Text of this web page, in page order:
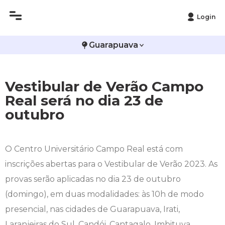
Login
Guarapuava
Vestibular de Verão Campo
Real será no dia 23 de
outubro
O Centro Universitário Campo Real está com
inscrições abertas para o Vestibular de Verão 2023. As
provas serão aplicadas no dia 23 de outubro
(domingo), em duas modalidades: às 10h de modo
presencial, nas cidades de Guarapuava, Irati,